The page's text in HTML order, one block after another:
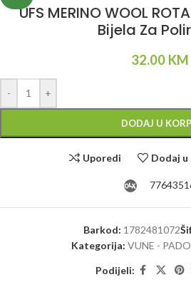
UFS MERINO WOOL
Bijela Za
32.00 KM
- +
DODAJ U
Uporedi Dodaj
Barkod: 1782481072
Kategorija: VUNE -
Podijeli: